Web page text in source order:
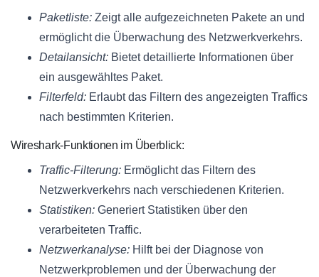
Paketliste: Zeigt alle aufgezeichneten Pakete an und
ermöglicht die Überwachung des Netzwerkverkehrs.
Detailansicht: Bietet detaillierte Informationen über
ein ausgewähltes Paket.
Filterfeld: Erlaubt das Filtern des angezeigten Traffics
nach bestimmten Kriterien.
Wireshark-Funktionen im Überblick:
Traffic-Filterung: Ermöglicht das Filtern des
Netzwerkverkehrs nach verschiedenen Kriterien.
Statistiken: Generiert Statistiken über den
verarbeiteten Traffic.
Netzwerkanalyse: Hilft bei der Diagnose von
Netzwerkproblemen und der Überwachung der